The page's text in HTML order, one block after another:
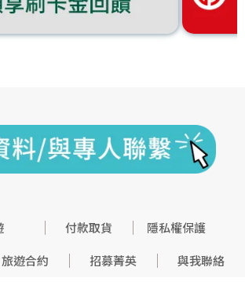
付款取貨
隱私權保護
旅遊合約 招募菁英 與我聯絡